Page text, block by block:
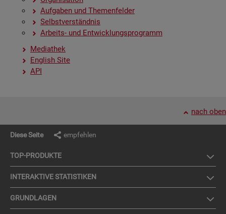
Auf­ga­ben und The­men­fel­der
Selbst­ver­ständ­nis
Ar­beits- und Ent­wick­lungs­pro­gramm
Me­dia­thek
English Site
API
nach oben
Diese Seite empfehlen
TOP-PRO­DUK­TE
IN­TER­AK­TI­VE STA­TIS­TI­KEN
GRUND­LA­GEN